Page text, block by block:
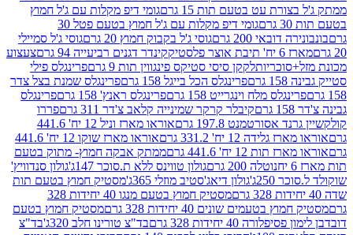
עט בטעם תות 15 גרם
גומי דיפ מקלות עם ג'ל חמוץ
גומי דיפ מקלות עם ג'ל חמוץ בטעם פטל 30
200 גרם
גוסי ג'ל בקבוק חמוץ 20 גרם
גוסי ג'ל סמיילי
פלסטיק
קינדר דגנים רביעייה 94 גרם
צעצוע
לקקן סיסי סטיקס פינגווין תות 9 גרם
פרינגלס פילי
פרינגלס הכל בייגל 158 גרם
פרינגלס שמנת בצל צדר
מלח וינגרייט 158 גרם
פרינגלס ראנץ' 158 גרם
פרינגלס
קיבלר קרקר שמינייה קלאב צ'דר 311 גרם
פררו
197.8 גרם
אוראו מארז וניל 12 יח' 441.6
12 יח' 331.2 גרם
אוראו מארז שוקו 12 יח' 441.6
12 יח' 441.6 גרם
ממתק אבקה חמוץ- מתוק בטעם
נוטלה 200 גרם
גולון טווינס ללא ת.סוכר 147ג'
גולון סנדוויץ'
250ג'
גולון דיאג'סטיב מוזלי 365ג'
מסטיק חמוץ בטעם תות
מסטיק חמוץ בטעם מנגו 40 יחידות 328
בטעמים שונים 40 יחידות 328 גרם
מסטיק חמוץ בטעם
40 יחידות 328 גרם
בד"צ טורינו חלב 320ג'
בד"צ